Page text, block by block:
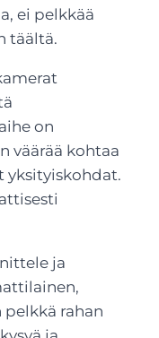
ei pelkkää
täältä.
on
väärää kohtaa
yksityiskohdat.
ja
rahan